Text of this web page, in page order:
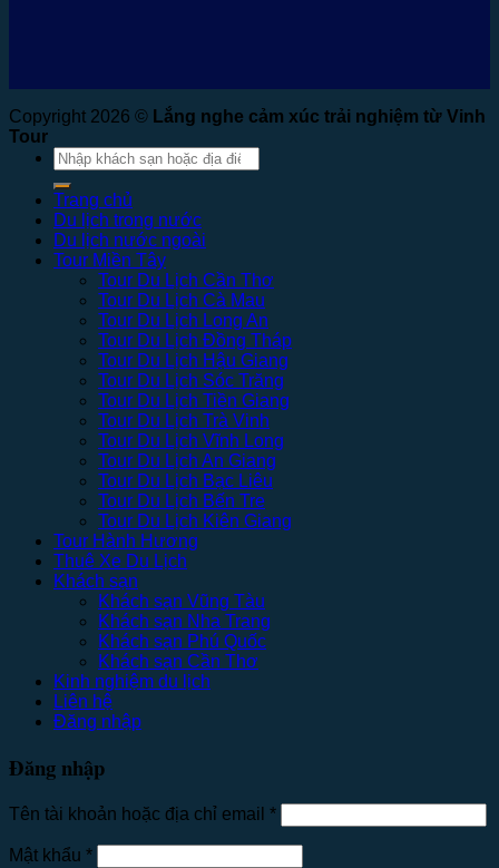
Copyright 2026 © Lắng nghe cảm xúc trải nghiệm từ Vinh
Tour
Tìm
kiếm:
Trang chủ
Du lịch trong nước
Du lịch nước ngoài
Tour Miền Tây
Tour Du Lịch Cần Thơ
Tour Du Lịch Cà Mau
Tour Du Lịch Long An
Tour Du Lịch Đồng Tháp
Tour Du Lịch Hậu Giang
Tour Du Lịch Sóc Trăng
Tour Du Lịch Tiền Giang
Tour Du Lịch Trà Vinh
Tour Du Lịch Vĩnh Long
Tour Du Lịch An Giang
Tour Du Lịch Bạc Liêu
Tour Du Lịch Bến Tre
Tour Du Lịch Kiên Giang
Tour Hành Hương
Thuê Xe Du Lịch
Khách sạn
Khách sạn Vũng Tàu
Khách sạn Nha Trang
Khách sạn Phú Quốc
Khách sạn Cần Thơ
Kinh nghiệm du lịch
Liên hệ
Đăng nhập
Đăng nhập
Tên tài khoản hoặc địa chỉ email *
Mật khẩu *